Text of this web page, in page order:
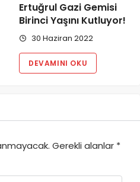
Ertuğrul Gazi Gemisi
Birinci Yaşını Kutluyor!
30 Haziran 2022
DEVAMINI OKU
Gerekli alanlar *